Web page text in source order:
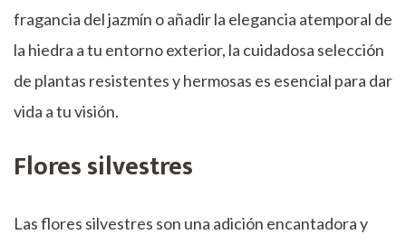
fragancia del jazmín o añadir la elegancia atemporal de
la hiedra a tu entorno exterior, la cuidadosa selección
de plantas resistentes y hermosas es esencial para dar
vida a tu visión.
Flores silvestres
Las flores silvestres son una adición encantadora y